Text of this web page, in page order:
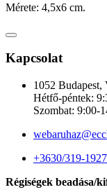
Mérete: 4,5x6 cm.
Kapcsolat
1052 Budapest,
Hétfő-péntek:
Szombat: 9:00-
+3630/319-1927
Régiségek beadása/